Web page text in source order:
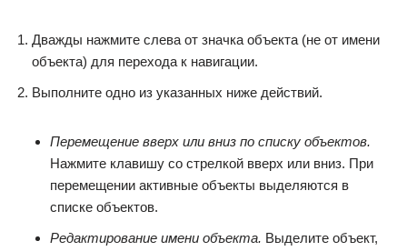
Дважды нажмите слева от значка объекта (не от имени
объекта) для перехода к навигации.
Выполните одно из указанных ниже действий.
Перемещение вверх или вниз по списку объектов.
Нажмите клавишу со стрелкой вверх или вниз. При
перемещении активные объекты выделяются в
списке объектов.
Редактирование имени объекта. Выделите объект,